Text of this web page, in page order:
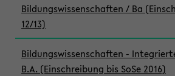
Bildungswissenschaften / Ba
12/13)
Bildungswissenschaften -
B.A. (Einschreibung bis SoSe 2016)